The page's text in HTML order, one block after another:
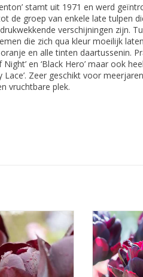
stamt uit 1971 en werd
de groep van enkele late tulpen
verschijningen zijn.
die zich qua kleur moeilijk
en alle tinten daartussenin.
Night’ en ‘Black Hero’ maar ook
Lace’. Zeer geschikt voor
vruchtbare plek.
50-60 cm
fluweelzwarte
EN KOPEN
Mei, diep
Dubbel